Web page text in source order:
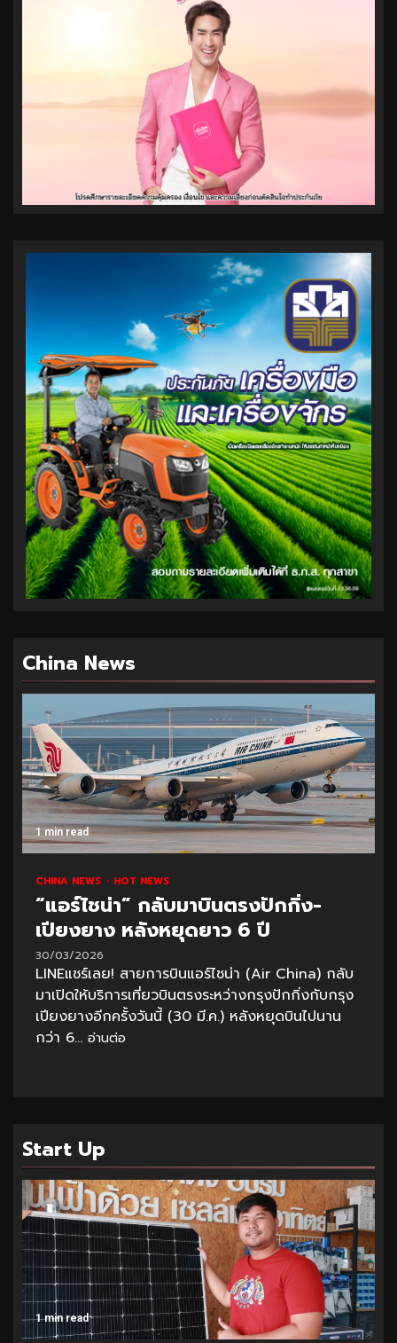
China News
1 min read
CHINA NEWS HOT NEWS
“แอร์ไชน่า” กลับมาบินตรงปักกิ่ง-
เปียงยาง หลังหยุดยาว 6 ปี
30/03/2026
LINEแชร์เลย! สายการบินแอร์ไชน่า (Air China) กลับ
มาเปิดให้บริการเที่ยวบินตรงระหว่างกรุงปักกิ่งกับกรุง
เปียงยางอีกครั้งวันนี้ (30 มี.ค.) หลังหยุดบินไปนาน
กว่า 6... อ่านต่อ
Start Up
1 min read